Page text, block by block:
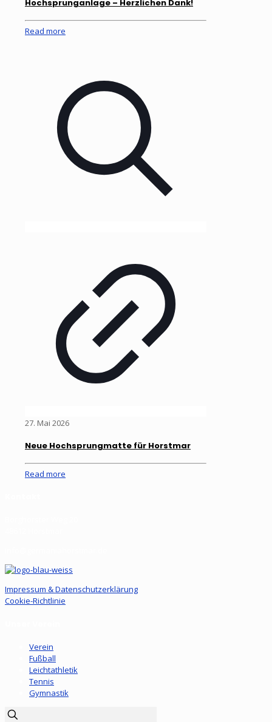
Hochsprunganlage – Herzlichen Dank!
Read more
27. Mai 2026
Neue Hochsprungmatte für Horstmar
Read more
Impressum & Datenschutzerklärung
Cookie-Richtlinie
Verein
Fußball
Leichtathletik
Tennis
Gymnastik